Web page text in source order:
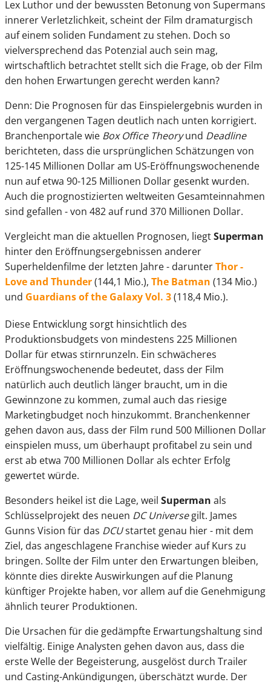
Lex Luthor und der bewussten Betonung von Supermans
innerer Verletzlichkeit, scheint der Film dramaturgisch
auf einem soliden Fundament zu stehen. Doch so
vielversprechend das Potenzial auch sein mag,
wirtschaftlich betrachtet stellt sich die Frage, ob der Film
den hohen Erwartungen gerecht werden kann?
Denn: Die Prognosen für das Einspielergebnis wurden in
den vergangenen Tagen deutlich nach unten korrigiert.
Branchenportale wie Box Office Theoryund Deadline
berichteten, dass die ursprünglichen Schätzungen von
125-145 Millionen Dollar am US-Eröffnungswochenende
nun auf etwa 90-125 Millionen Dollar gesenkt wurden.
Auch die prognostizierten weltweiten Gesamteinnahmen
sind gefallen - von 482 auf rund 370 Millionen Dollar.
Vergleicht man die aktuellen Prognosen, liegtSuperman
hinter den Eröffnungsergebnissen anderer
Superheldenfilme der letzten Jahre - darunterThor -
Love and Thunder(144,1 Mio.), The Batman (134 Mio.)
und Guardians of the Galaxy Vol. 3(118,4 Mio.).
Diese Entwicklung sorgt hinsichtlich des
Produktionsbudgets von mindestens 225 Millionen
Dollar für etwas stirnrunzeln. Ein schwächeres
Eröffnungswochenende bedeutet, dass der Film
natürlich auch deutlich länger braucht, um in die
Gewinnzone zu kommen, zumal auch das riesige
Marketingbudget noch hinzukommt. Branchenkenner
gehen davon aus, dass der Film rund 500 Millionen Dollar
einspielen muss, um überhaupt profitabel zu sein und
erst ab etwa 700 Millionen Dollar als echter Erfolg
gewertet würde.
Besonders heikel ist die Lage, weil Superman als
Schlüsselprojekt des neuen DC Universegilt. James
Gunns Vision für das DCUstartet genau hier - mit dem
Ziel, das angeschlagene Franchise wieder auf Kurs zu
bringen. Sollte der Film unter den Erwartungen bleiben,
könnte dies direkte Auswirkungen auf die Planung
künftiger Projekte haben, vor allem auf die Genehmigung
ähnlich teurer Produktionen.
Die Ursachen für die gedämpfte Erwartungshaltung sind
vielfältig. Einige Analysten gehen davon aus, dass die
erste Welle der Begeisterung, ausgelöst durch Trailer
und Casting-Ankündigungen, überschätzt wurde. Der